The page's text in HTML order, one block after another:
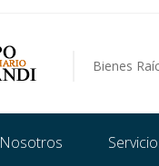
Bienes
Nosotros